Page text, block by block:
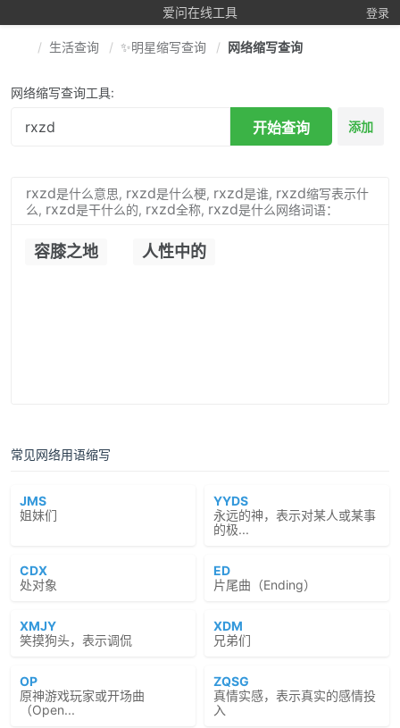
爱问在线工具 登录
生活查询 ✨明星缩写查询 网络缩写查询
网络缩写查询工具:
开始查询 添加
rxzd是什么意思, rxzd是什么梗, rxzd是谁, rxzd缩写表示什
么, rxzd是干什么的, rxzd全称, rxzd是什么网络词语：
容膝之地 人性中的
常见网络用语缩写
JMS
姐妹们
YYDS
永远的神，表示对某人或某事
的极...
CDX
处对象
ED
片尾曲（Ending）
XMJY
笑摸狗头，表示调侃
XDM
兄弟们
OP
原神游戏玩家或开场曲
（Open...
ZQSG
真情实感，表示真实的感情投
入